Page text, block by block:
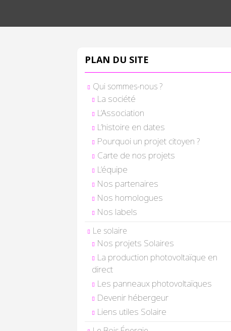
PLAN DU SITE
Qui sommes-nous ?
La société
L’Association
L’histoire en dates
Pourquoi un projet citoyen ?
Carte de nos projets
L’équipe
Nos partenaires
Nos homologues
Nos labels
Le solaire
Nos projets Solaires
La production photovoltaïque en
direct
Les panneaux photovoltaïques
Devenir hébergeur
Liens utiles Solaire